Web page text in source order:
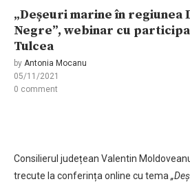
„Deșeuri marine în regiunea
Negre”, webinar cu
Tulcea
by Antonia Mocanu
05/11/2021
0 comment
Consilierul județean Valentin
trecute la conferința online cu tema